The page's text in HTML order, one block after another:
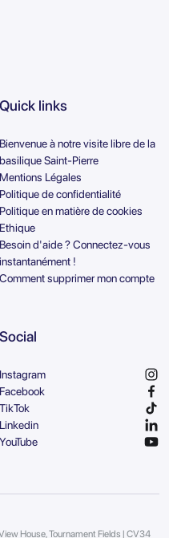
Quick links
Bienvenue à notre visite libre de la
basilique Saint-Pierre
Mentions Légales
Politique de confidentialité
Politique en matière de cookies
Ethique
Besoin d'aide ? Connectez-vous
instantanément !
Comment supprimer mon compte
Social
Instagram
Facebook
TikTok
Linkedin
YouTube
House, Tournament Fields | CV34